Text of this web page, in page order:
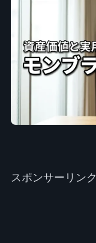
スポンサーリンク